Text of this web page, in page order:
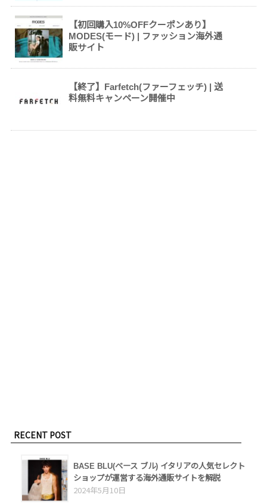
【初回購入10%OFFクーポンあり】
MODES(モード) | ファッション海外通
販サイト
【終了】Farfetch(ファーフェッチ) | 送
料無料キャンペーン開催中
RECENT POST
BASE BLU(ベース ブル) イタリアの人気セレクト
ショップが運営する海外通販サイトを解説
2024年5月10日